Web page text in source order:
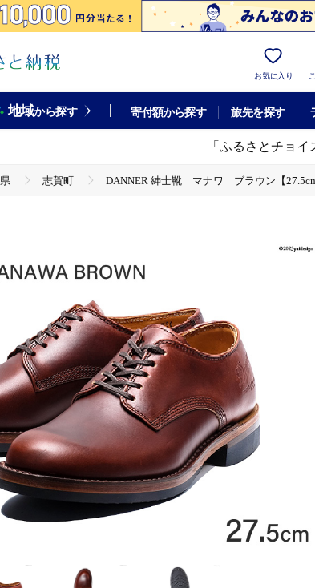
お気に入り
地域から探す 寄付額から探す 旅先を探す
「ふるさとチョ
志賀町 DANNER 紳士靴 マナワ ブラウン【